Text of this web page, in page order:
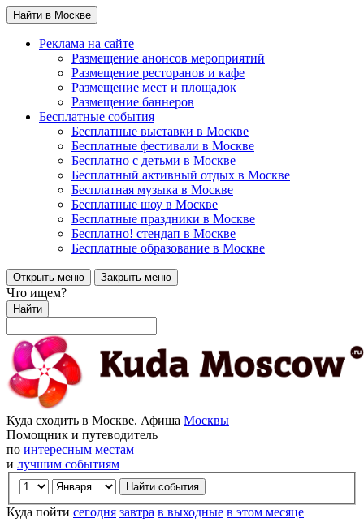
Найти в Москве
Реклама на сайте
Размещение анонсов мероприятий
Размещение ресторанов и кафе
Размещение мест и площадок
Размещение баннеров
Бесплатные события
Бесплатные выставки в Москве
Бесплатные фестивали в Москве
Бесплатно с детьми в Москве
Бесплатный активный отдых в Москве
Бесплатная музыка в Москве
Бесплатные шоу в Москве
Бесплатные праздники в Москве
Бесплатно! стендап в Москве
Бесплатные образование в Москве
Открыть меню Закрыть меню
Что ищем?
Найти
Куда сходить в Москве. Афиша Москвы
Помощник и путеводитель
по интересным местам
и лучшим событиям
Куда пойти сегодня завтра в выходные в этом месяце